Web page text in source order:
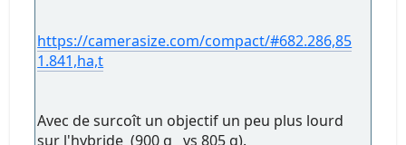
https://camerasize.com/compact/#682.286,85
1.841,ha,t
Avec de surcoît un objectif un peu plus lourd
sur l'hybride (900 g vs 805 g).